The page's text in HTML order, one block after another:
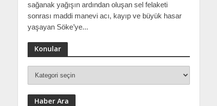
sağanak yağışın ardından oluşan sel felaketi
sonrası maddi manevi acı, kayıp ve büyük hasar
yaşayan Söke’ye...
Konular
Haber Ara